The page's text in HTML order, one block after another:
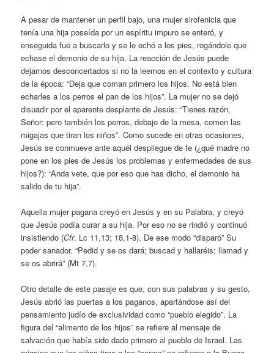
A pesar de mantener un perfil bajo, una mujer sirofenicia que
tenía una hija poseída por un espíritu impuro se enteró, y
enseguida fue a buscarlo y se le echó a los pies, rogándole que
echase el demonio de su hija. La reacción de Jesús puede
dejarnos desconcertados si no la leemos en el contexto y cultura
de la época: “Deja que coman primero los hijos. No está bien
echarles a los perros el pan de los hijos”. La mujer no se dejó
disuadir por el aparente desplante de Jesús: “Tienes razón,
Señor: pero también los perros, debajo de la mesa, comen las
migajas que tiran los niños”. Como sucede en otras ocasiones,
Jesús se conmueve ante aquél despliegue de fe (¿qué madre no
pone en los pies de Jesús los problemas y enfermedades de sus
hijos?): “Anda vete, que por eso que has dicho, el demonio ha
salido de tu hija”.
Aquella mujer pagana creyó en Jesús y en su Palabra, y creyó
que Jesús podía curar a su hija. Por eso no se rindió y continuó
insistiendo (Cfr. Lc 11,13; 18,1-8). De ese modo “disparó” Su
poder sanador. “Pedid y se os dará; buscad y hallaréis; llamad y
se os abrirá” (Mt 7,7).
Otro detalle de este pasaje es que, con sus palabras y su gesto,
Jesús abrió las puertas a los paganos, apartándose así del
pensamiento judío de exclusividad como “pueblo elegido”. La
figura del “alimento de los hijos” se refiere al mensaje de
salvación que había sido dado primero al pueblo de Israel. Las